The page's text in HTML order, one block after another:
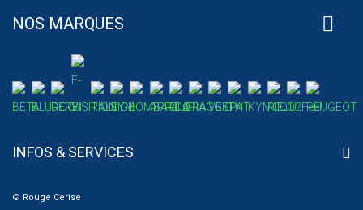
NOS MARQUES
INFOS & SERVICES
© Rouge Cerise